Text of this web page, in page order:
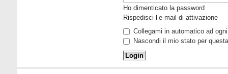
Ho dimenticato la password
Rispedisci l’e-mail di attivazione
Collegami in automatico ad
Nascondi il mio stato per